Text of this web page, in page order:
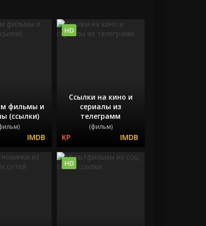
фильмы и
(ссылки)
Ссылки на кино и
сериалы из
телеграмм
(фильм)
HD
HD